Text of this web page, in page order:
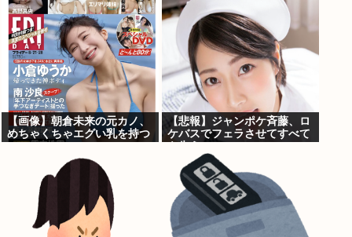
【画像】朝倉未来の元カノ、
めちゃくちゃエグい乳を持つ
【悲報】ジャンポケ斉藤、ロ
ケバスでフェラさせてすべて